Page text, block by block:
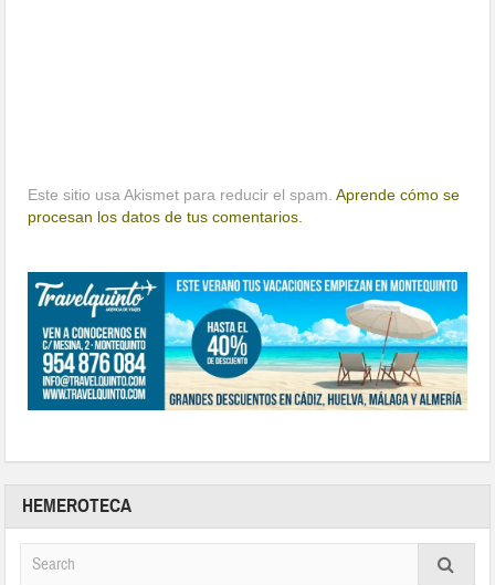
Este sitio usa Akismet para reducir el spam.Aprende cómo se
procesan los datos de tus comentarios.
HEMEROTECA